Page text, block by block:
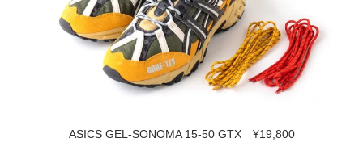
ASICS GEL-SONOMA 15-50 GTX ¥19,800